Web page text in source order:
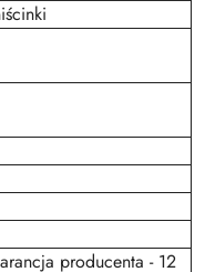
producenta - 12